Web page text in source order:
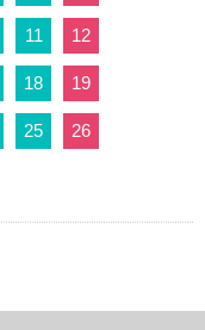
11 12
18 19
25 26